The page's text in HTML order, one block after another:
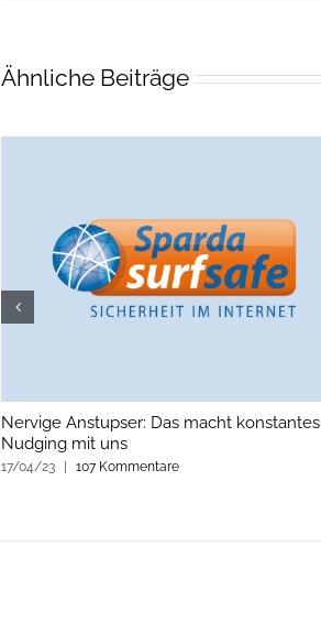
Ähnliche Beiträge
Nervige Anstupser: Das macht konstantes
Nudging mit uns
17/04/23 107 Kommentare